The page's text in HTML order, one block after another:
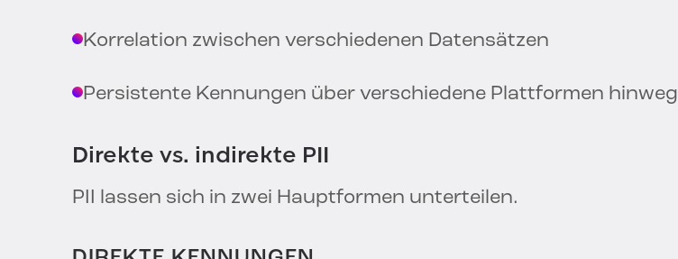
Korrelation zwischen verschiedenen Datensätzen
Persistente Kennungen über verschiedene Plattformen hinweg
Direkte vs. indirekte PII
PII lassen sich in zwei Hauptformen unterteilen.